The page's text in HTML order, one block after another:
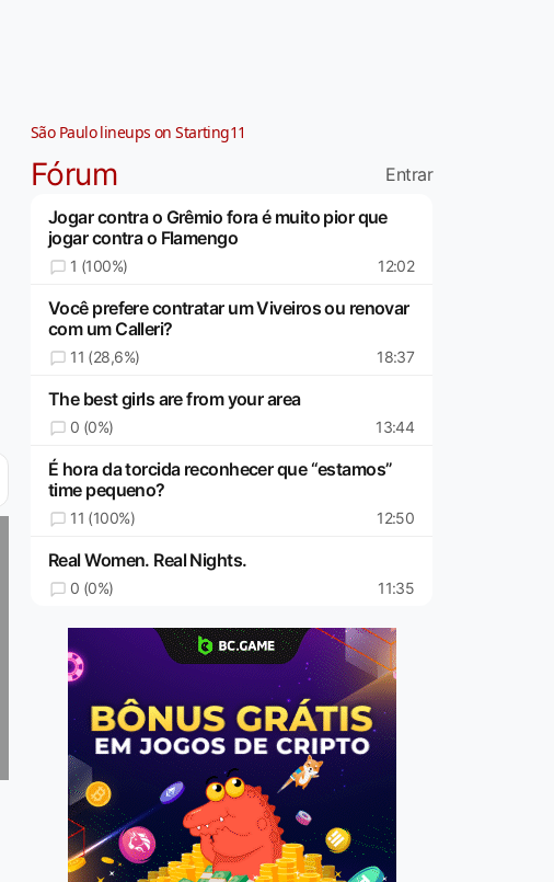
São Paulo lineups on Starting11
Fórum
Entrar
Jogar contra o Grêmio fora é muito pior que
jogar contra o Flamengo
1 (100%) 12:02
Você prefere contratar um Viveiros ou renovar
com um Calleri?
11 (28,6%) 18:37
The best girls are from your area
0 (0%) 13:44
É hora da torcida reconhecer que “estamos”
time pequeno?
11 (100%) 12:50
Real Women. Real Nights.
0 (0%) 11:35